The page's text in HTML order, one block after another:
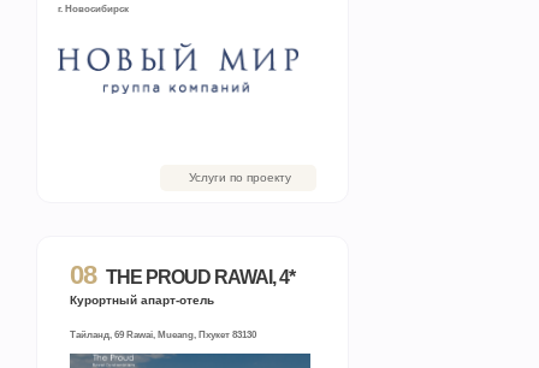
г. Новосибирск
Услуги по проекту
Курортный апарт-отель
Тайланд, 69 Rawai, Mueang, Пхукет 83130
THE PROUD RAWAI, 4*
08